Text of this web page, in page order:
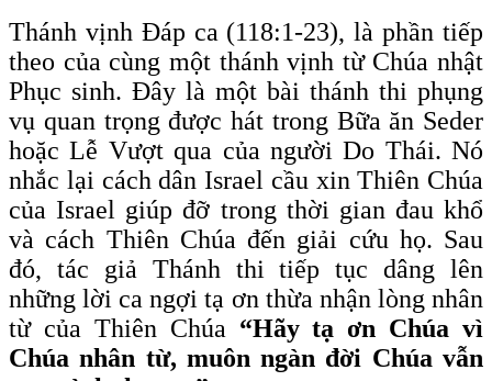
Thánh vịnh Đáp ca (118:1-23), là phần tiếp
theo của cùng một thánh vịnh từ Chúa nhật
Phục sinh. Đây là một bài thánh thi phụng
vụ quan trọng được hát trong Bữa ăn Seder
hoặc Lễ Vượt qua của người Do Thái. Nó
nhắc lại cách dân Israel cầu xin Thiên Chúa
của Israel giúp đỡ trong thời gian đau khổ
và cách Thiên Chúa đến giải cứu họ. Sau
đó, tác giả Thánh thi tiếp tục dâng lên
những lời ca ngợi tạ ơn thừa nhận lòng nhân
từ của Thiên Chúa “Hãy tạ ơn Chúa vì
Chúa nhân từ, muôn ngàn đời Chúa vẫn